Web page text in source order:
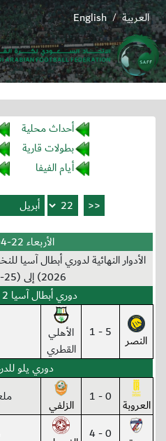
English / العربية
أحداث محلية
بطولات قارية
أيام الفيفا
الأربعاء 22-04-2026
2026) إلى (25-04-2026)
دوري أبطال آسيا 2 2025- 2026
النصر 5 - 1
الأهلي
القطري
دوري يلو
العروبة 0 - 1 الزلفي
0 - 4